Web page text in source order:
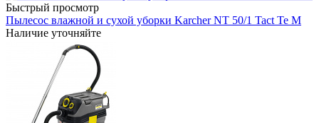
Быстрый просмотр
Пылесос влажной и сухой уборки Karcher NT 50/1 Tact Te M
Наличие уточняйте